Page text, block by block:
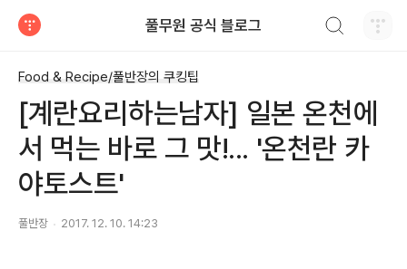
풀무원 공식 블로그
Food & Recipe/풀반장의 쿠킹팁
[계란요리하는남자] 일본 온천에
서 먹는 바로 그 맛!... '온천란 카
야토스트'
풀반장 2017. 12. 10. 14:23